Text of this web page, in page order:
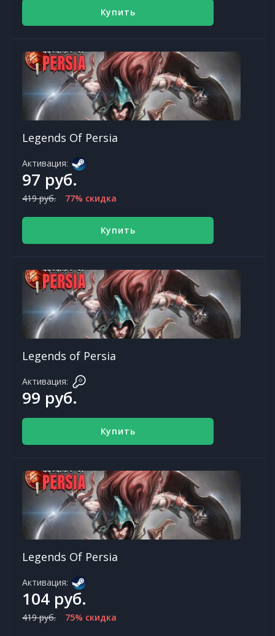
Купить
Legends Of Persia
Активация:
97 руб.
419 руб. 77% скидка
Купить
Legends of Persia
Активация:
99 руб.
Купить
Legends Of Persia
Активация:
104 руб.
419 руб. 75% скидка